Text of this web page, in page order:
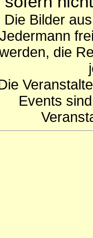
Die Bilder
Jedermann
die
Events